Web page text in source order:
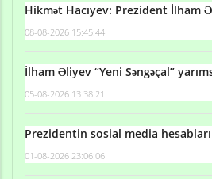
Hikmət Hacıyev: Prezident İlham
08-08-2026 15:45:44
İlham Əliyev “Yeni Səngəçal”
05-08-2026 13:38:21
Prezidentin sosial media
01-08-2026 23:06:06